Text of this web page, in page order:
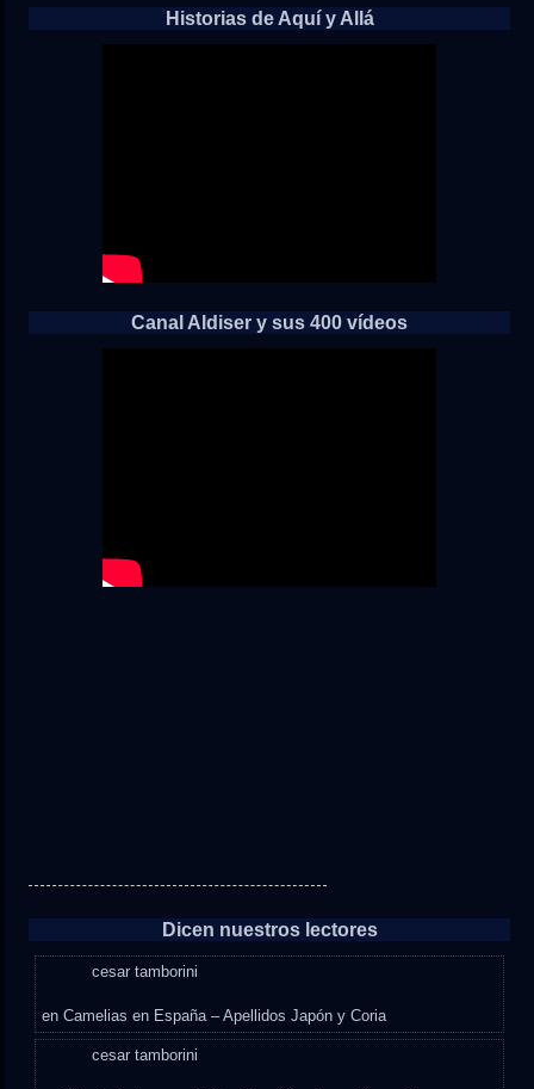
Historias de Aquí y Allá
Canal Aldiser y sus 400 vídeos
Dicen nuestros lectores
cesar tamborini
enCamelias en España – Apellidos Japón y Coria
cesar tamborini